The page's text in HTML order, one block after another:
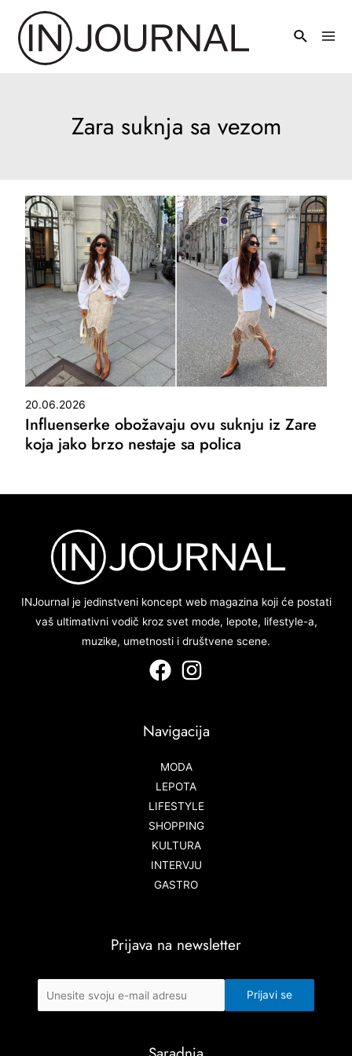
sadržaj
Zara suknja sa vezom
20.06.2026
Influenserke obožavaju ovu suknju iz Zare
koja jako brzo nestaje sa polica
INJournal je jedinstveni koncept web magazina koji će postati
vaš ultimativni vodič kroz svet mode, lepote, lifestyle-a,
muzike, umetnosti i društvene scene.
Navigacija
MODA
LEPOTA
LIFESTYLE
SHOPPING
KULTURA
INTERVJU
GASTRO
Prijava na newsletter